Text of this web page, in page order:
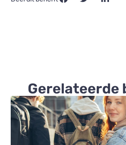
Gerelateerde